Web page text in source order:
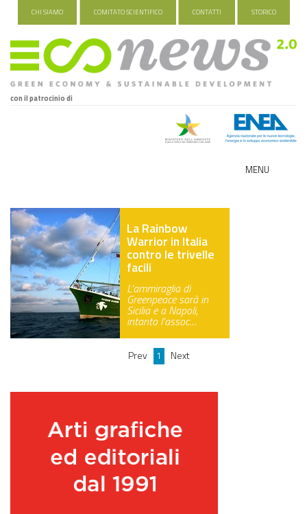
CHI SIAMO COMITATO SCIENTIFICO CONTATTI STORICO
con il patrocinio di
MENU
INDUSTRIA VERDE
FOOD&TRAVEL
HEALTH&WELLNESS
GREEN TECH
La Rainbow
Warrior in Italia
contro le trivelle
facili
L’ammiraglia di
Greenpeace sarà in
Sicilia e a Napoli,
intanto l’assoc…
Prev 1 Next